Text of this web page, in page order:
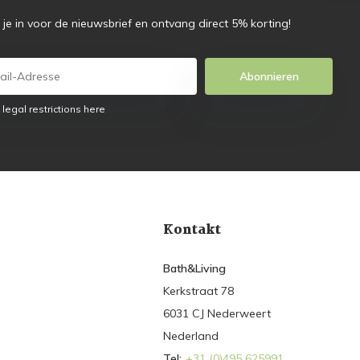
je in voor de nieuwsbrief en ontvang direct 5% korting!
Abonnieren
legal restrictions here
Kontakt
Bath&Living
Kerkstraat 78
6031 CJ Nederweert
Nederland